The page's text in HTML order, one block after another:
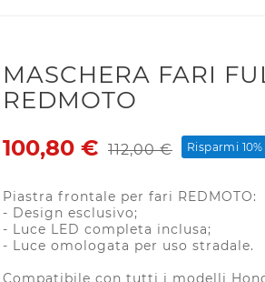
MASCHERA FARI
REDMOTO
100,80 € 112,00 € Risparmi 10%
Piastra frontale per fari REDMOTO:
- Design esclusivo;
- Luce LED completa inclusa;
- Luce omologata per uso stradale.
Compatibile con tutti i modelli